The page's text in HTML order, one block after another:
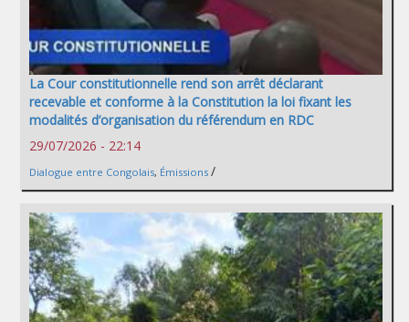
La Cour constitutionnelle rend son arrêt déclarant
recevable et conforme à la Constitution la loi fixant les
modalités d’organisation du référendum en RDC
29/07/2026 - 22:14
Dialogue entre Congolais, Émissions /